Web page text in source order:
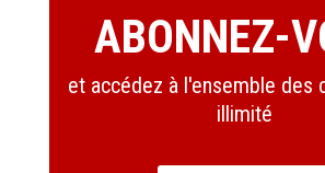
ABONNEZ-
et accédez à l'ensemble des
illimité